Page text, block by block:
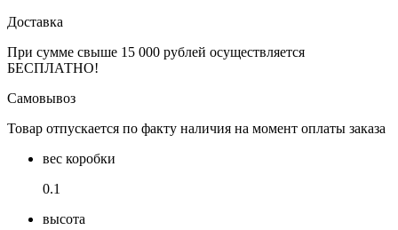
Доставка
При сумме свыше 15 000 рублей осуществляется
БЕСПЛАТНО!
Самовывоз
Товар отпускается по факту наличия на момент оплаты заказа
вес коробки
0.1
высота